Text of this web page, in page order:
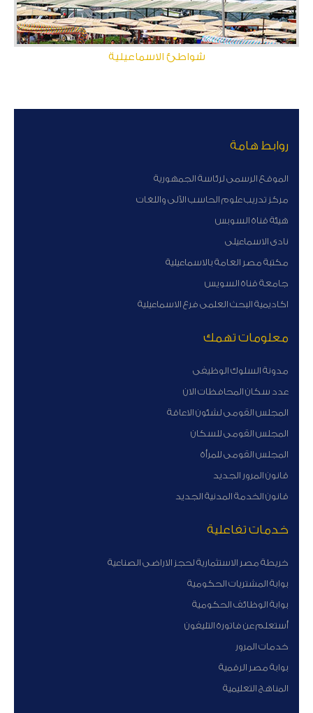
شواطئ الاسماعيلية
روابط هامة
الموقع الرسمى لرئاسة الجمهورية
مركز تدريب علوم الحاسب الآلى واللغات
هيئة قناة السوبس
نادى الاسماعيلى
مكتبة مصر العامة بالاسماعيلية
جامعة قناة السويس
اكاديمية البحث العلمى فرع الاسماعيلية
معلومات تهمك
مدونة السلوك الوظيفى
عدد سكان المحافظات الان
المجلس القومى لشئون الاعاقة
المجلس القومى للسكان
المجلس القومى للمرأة
قانون المرور الجديد
قانون الخدمة المدنية الجديد
خدمات تفاعلية
خريطة مصر الاستثمارية لحجز الاراضى الصناعية
بوابة المشتريات الحكومية
بوابة الوظائف الحكومية
أستعلم عن فاتورة التليفون
خدمات المرور
بوابة مصر الرقمية
المناهج التعليمية